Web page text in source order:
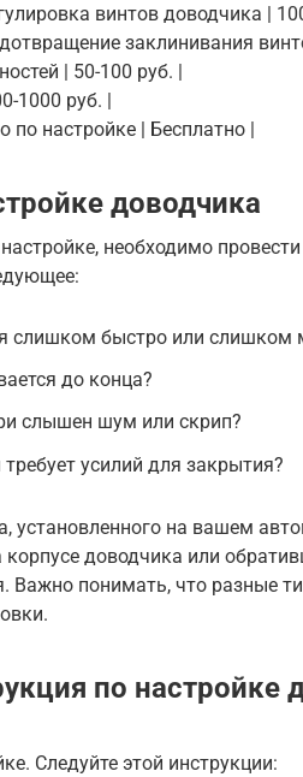
винтов доводчика |
заклинивания
| 50-100 руб. |
1000 руб. |
по настройке | Бесплатно |
доводчика
необходимо
слишком быстро или слишком
до конца?
слышен шум или скрип?
усилий для закрытия?
установленного на вашем
доводчика или
Важно понимать, что разные
по настройке
Следуйте этой инструкции: